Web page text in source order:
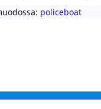
policeboat